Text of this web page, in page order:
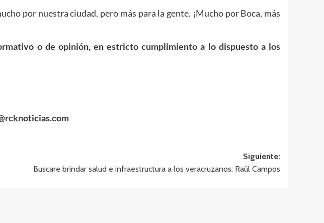
por nuestra ciudad, pero más para la gente. ¡Mucho por Boca, más
o de opinión, en estricto cumplimiento a lo dispuesto a los
Siguiente:
Buscare brindar salud e infraestructura a los veracruzanos: Raúl Campos